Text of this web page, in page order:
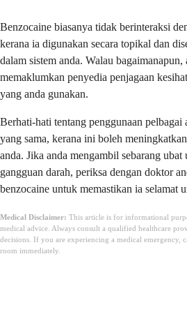
Benzocaine biasanya tidak berinteraksi
kerana ia digunakan secara topikal dan
dalam sistem anda. Walau
memaklumkan penyedia penjagaan
yang anda gunakan.
Berhati-hati tentang penggunaan pelbagai
yang sama, kerana ini boleh
anda. Jika anda mengambil sebarang
gangguan darah, periksa dengan doktor
benzocaine untuk memastikan ia selamat
Medical Disclaimer: This article is for informational
medical advice. Always consult a qualified healthcare
decisions. If you are experiencing a medical emergency,
room immediately.